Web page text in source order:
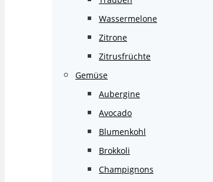
Wassermelone
Zitrone
Zitrusfrüchte
Gemüse
Aubergine
Avocado
Blumenkohl
Brokkoli
Champignons